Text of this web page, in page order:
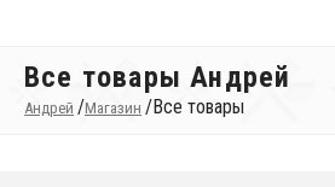
Все товары Андрей
Андрей /Магазин /Все товары